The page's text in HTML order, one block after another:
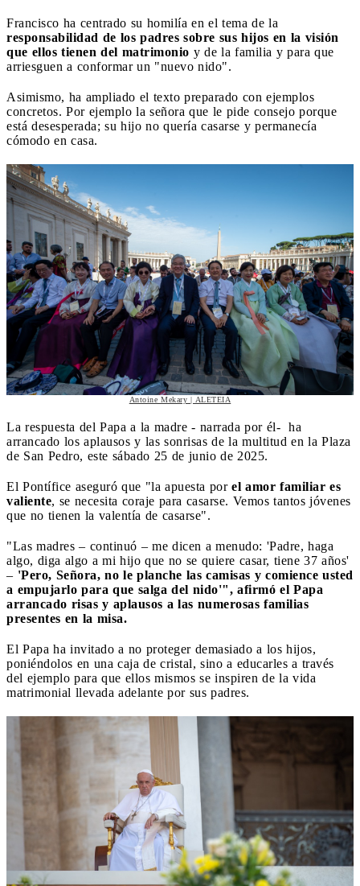
Francisco ha centrado su homilía en el tema de la
responsabilidad de los padres sobre sus hijos en la visión
que ellos tienen del matrimonio y de la familia y para que
arriesguen a conformar un "nuevo nido".
Asimismo, ha ampliado el texto preparado con ejemplos
concretos. Por ejemplo la señora que le pide consejo porque
está desesperada; su hijo no quería casarse y permanecía
cómodo en casa.
Antoine Mekary | ALETEIA
La respuesta del Papa a la madre - narrada por él- ha
arrancado los aplausos y las sonrisas de la multitud en la Plaza
de San Pedro, este sábado 25 de junio de 2025.
El Pontífice aseguró que "la apuesta por el amor familiar es
valiente, se necesita coraje para casarse. Vemos tantos jóvenes
que no tienen la valentía de casarse".
"Las madres – continuó – me dicen a menudo: 'Padre, haga
algo, diga algo a mi hijo que no se quiere casar, tiene 37 años'
– 'Pero, Señora, no le planche las camisas y comience usted
a empujarlo para que salga del nido'", afirmó el Papa
arrancado risas y aplausos a las numerosas familias
presentes en la misa.
El Papa ha invitado a no proteger demasiado a los hijos,
poniéndolos en una caja de cristal, sino a educarles a través
del ejemplo para que ellos mismos se inspiren de la vida
matrimonial llevada adelante por sus padres.